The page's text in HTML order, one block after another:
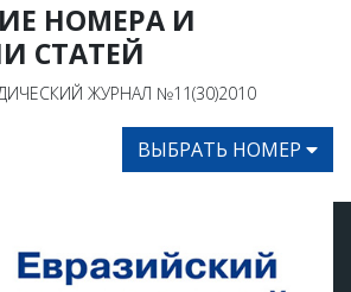
НОМЕРА И
СТАТЕЙ
ЖУРНАЛ №11(30)2010
ВЫБРАТЬ НОМЕР